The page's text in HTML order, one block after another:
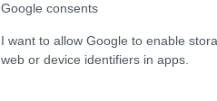
Google consents
I want to allow Google to enable
web or device identifiers in apps.